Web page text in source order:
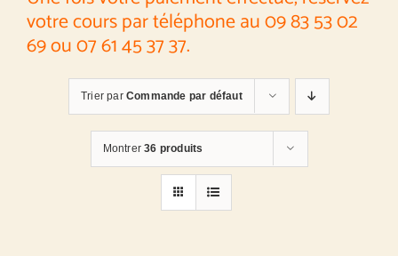
votre cours par téléphone au 09 83 53 02
69 ou 07 61 45 37 37.
Trier par Commande par défaut
Montrer36 produits